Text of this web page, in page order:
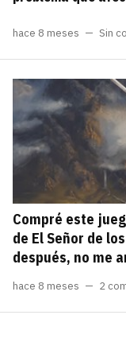
hace 8 meses Sin
Compré este
de El Señor de
después, no me
hace 8 meses 2